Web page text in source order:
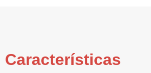
Características